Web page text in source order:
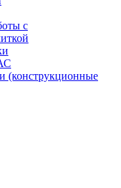
с
(конструкционные